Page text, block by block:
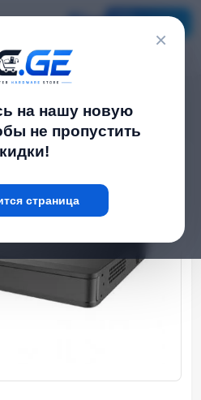
×
на нашу новую
не пропустить
страница
2 მყარი Диск, 8 PoE პორტი, ჭკვიანი